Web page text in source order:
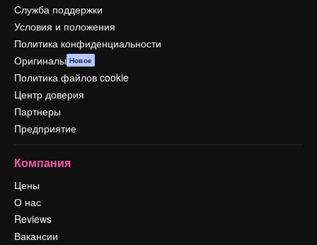
Служба поддержки
Условия и положения
Политика конфиденциальности
Оригиналы Новое
Политика файлов cookie
Центр доверия
Партнеры
Предприятие
Компания
Цены
О нас
Reviews
Вакансии